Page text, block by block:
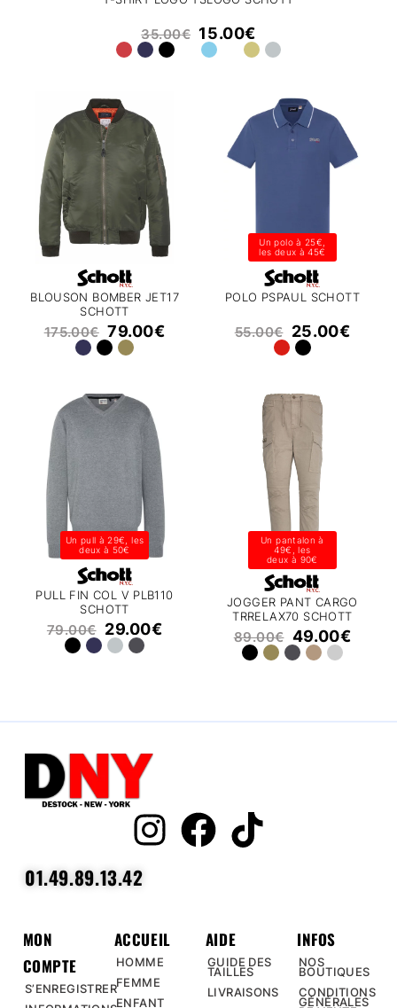
35.00€ 15.00€
BLOUSON BOMBER JET17
SCHOTT
175.00€ 79.00€
Un polo à 25€,
les deux à 45€
POLO PSPAUL SCHOTT
55.00€ 25.00€
Un pull à 29€, les
deux à 50€
PULL FIN COL V PLB110
SCHOTT
79.00€ 29.00€
Un pantalon à
49€, les
deux à 90€
JOGGER PANT CARGO
TRRELAX70 SCHOTT
89.00€ 49.00€
01.49.89.13.42
MON
COMPTE
S’ENREGISTRER
ACCUEIL
HOMME
FEMME
ENFANT
AIDE
GUIDE DES
TAILLES
LIVRAISONS
INFOS
NOS
BOUTIQUES
CONDITIONS
GÉNÉRALES